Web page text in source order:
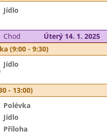
Jídlo
Chod
Úterý 14. 1. 2025
(9:00 - 9:30)
Jídlo
- 13:00)
Polévka
Jídlo
Příloha